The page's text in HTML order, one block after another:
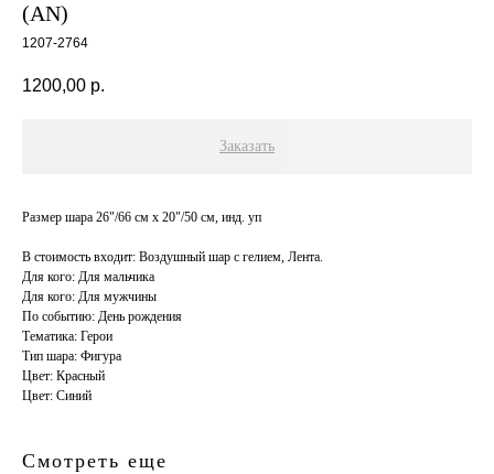
(AN)
1207-2764
1200,00 р.
Заказать
Размер шара 26"/66 см х 20"/50 см, инд. уп
В стоимость входит: Воздушный шар с гелием, Лента.
Для кого: Для мальчика
Для кого: Для мужчины
По событию: День рождения
Тематика: Герои
Тип шара: Фигура
Цвет: Красный
Цвет: Синий
Смотреть еще